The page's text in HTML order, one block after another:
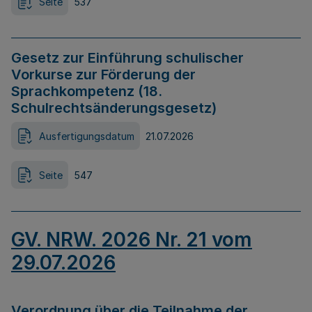
Gesetz zur Einführung schulischer
Vorkurse zur Förderung der
Sprachkompetenz (18.
Schulrechtsänderungsgesetz)
Ausfertigungsdatum 21.07.2026
Seite 547
GV. NRW. 2026 Nr. 21 vom
29.07.2026